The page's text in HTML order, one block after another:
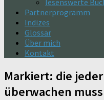
lesenswerte
Partnerprogramm
Indizes
Glossar
Über mich
Kontakt
Markiert: die
überwachen muss